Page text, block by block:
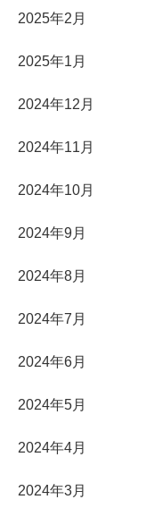
2025年2月
2025年1月
2024年12月
2024年11月
2024年10月
2024年9月
2024年8月
2024年7月
2024年6月
2024年5月
2024年4月
2024年3月